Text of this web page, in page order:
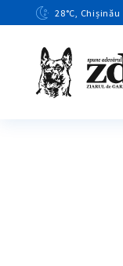
28°C, Chișinău